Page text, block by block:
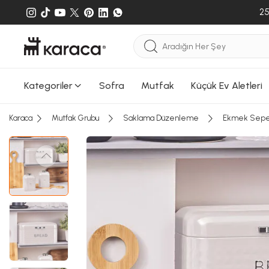
Kategoriler Sofra Mutfak Küçük Ev Aletleri
Karaca Mutfak Grubu Saklama Düzenleme Ekmek